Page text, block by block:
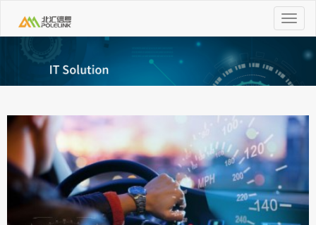
Toggle